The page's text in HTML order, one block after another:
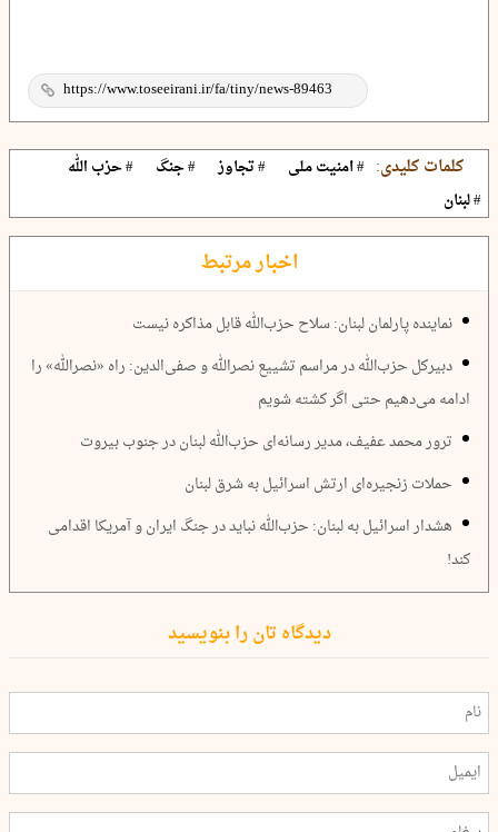
کلمات کلیدی: # امنیت ملی # تجاوز # جنگ
# حزب الله
# لبنان
اخبار مرتبط
نماینده پارلمان لبنان: سلاح‌ حزب‌الله قابل مذاکره نیست
دبیرکل حزب‌الله در مراسم تشییع نصرالله و صفی‌الدین: راه «نصرالله» را
ادامه می‌دهیم حتی اگر کشته شویم
ترور محمد عفیف، مدیر رسانه‌ای حزب‌الله لبنان در جنوب بیروت
حملات زنجیره‌ای ارتش اسرائیل به شرق لبنان
هشدار اسرائیل به لبنان: حزب‌الله نباید در جنگ ایران و آمریکا اقدامی
کند!
دیدگاه تان را بنویسید